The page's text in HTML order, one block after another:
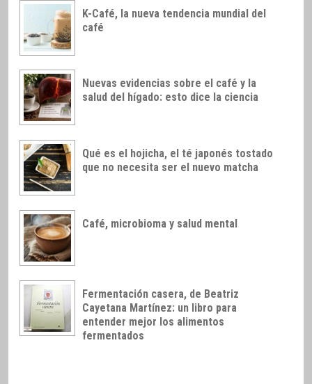
K-Café, la nueva tendencia mundial del
café
Nuevas evidencias sobre el café y la
salud del hígado: esto dice la ciencia
Qué es el hojicha, el té japonés tostado
que no necesita ser el nuevo matcha
Café, microbioma y salud mental
Fermentación casera, de Beatriz
Cayetana Martínez: un libro para
entender mejor los alimentos
fermentados